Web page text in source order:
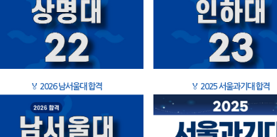
🏅 2026 남서울대 합격 🏅 2025 서울과기대 합격